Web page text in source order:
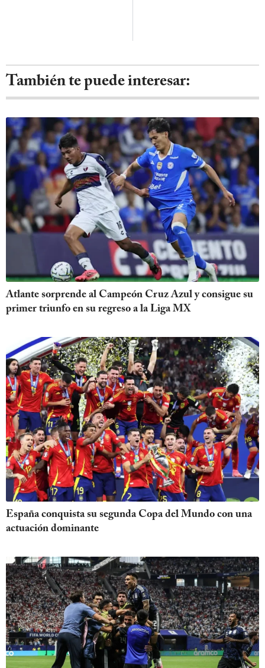
También te puede interesar:
Atlante sorprende al Campeón Cruz Azul y consigue su
primer triunfo en su regreso a la Liga MX
España conquista su segunda Copa del Mundo con una
actuación dominante